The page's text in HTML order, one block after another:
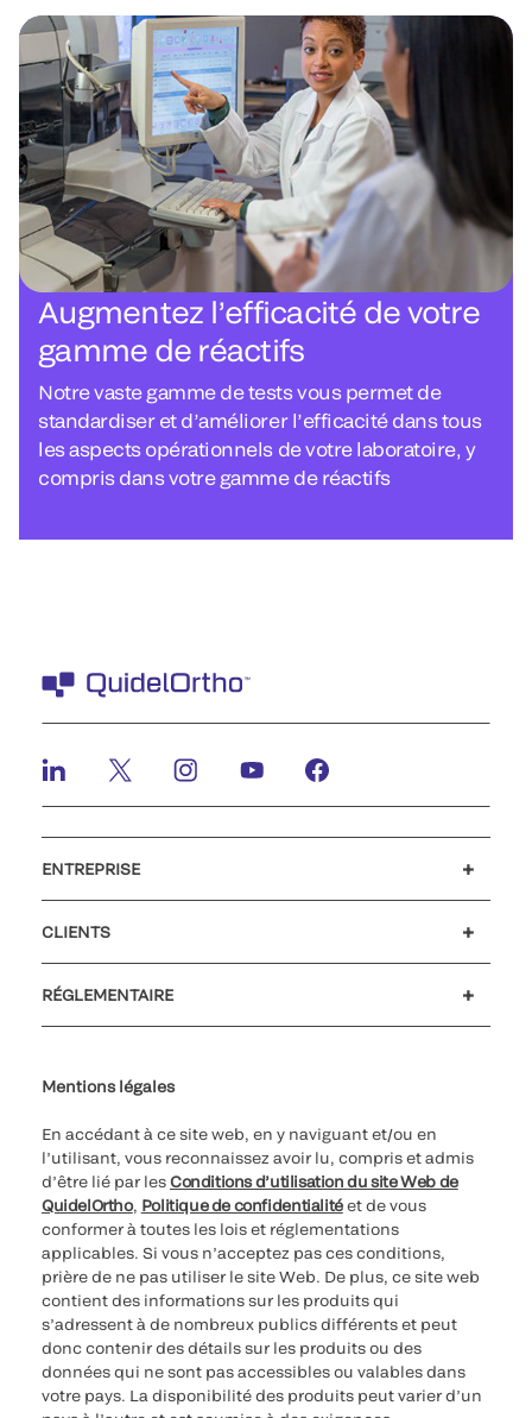
Augmentez l’efficacité de votre
gamme de réactifs
Notre vaste gamme de tests vous permet de
standardiser et d’améliorer l’efficacité dans tous
les aspects opérationnels de votre laboratoire, y
compris dans votre gamme de réactifs
ENTREPRISE
CLIENTS
RÉGLEMENTAIRE
Mentions légales
En accédant à ce site web, en y naviguant et/ou en
l’utilisant, vous reconnaissez avoir lu, compris et admis
d’être lié par lesConditions d’utilisation du site Web de
QuidelOrtho, Politique de confidentialitéet de vous
conformer à toutes les lois et réglementations
applicables. Si vous n’acceptez pas ces conditions,
prière de ne pas utiliser le site Web. De plus, ce site web
contient des informations sur les produits qui
s’adressent à de nombreux publics différents et peut
donc contenir des détails sur les produits ou des
données qui ne sont pas accessibles ou valables dans
votre pays. La disponibilité des produits peut varier d’un